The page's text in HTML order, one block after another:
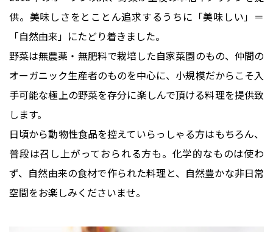
供。美味しさをとことん追求するうちに「美味しい」＝
「自然由来」にたどり着きました。
野菜は無農薬・無肥料で栽培した自家菜園のもの、仲間の
オーガニック生産者のものを中心に、小規模だからこそ入
手可能な極上の野菜を存分に楽しんで頂ける料理を提供致
します。
日頃から動物性食品を控えていらっしゃる方はもちろん、
普段は召し上がっておられる方も。化学的なものは使わ
ず、自然由来の食材で作られた料理と、自然豊かな非日常
空間をお楽しみくださいませ。